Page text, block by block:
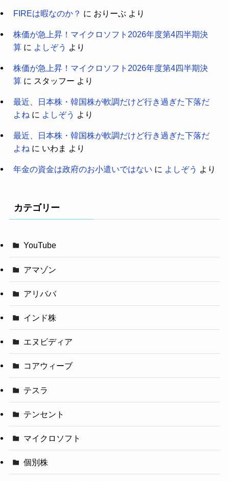
FIREは暇なのか？ に おりーぶ より
株価が急上昇！マイクロソフト2026年度第4四半期決
算に よしぞう より
株価が急上昇！マイクロソフト2026年度第4四半期決
算に スタッフー より
最近、日本株・韓国株が軟調だけど行き過ぎた下落だ
よね に よしぞう より
最近、日本株・韓国株が軟調だけど行き過ぎた下落だ
よね に いわま より
年金の資金は政府のお小遣いではない に よしぞう より
カテゴリー
YouTube
アマゾン
アリババ
インド株
エヌビディア
コアウィーブ
テスラ
テンセント
マイクロソフト
個別株